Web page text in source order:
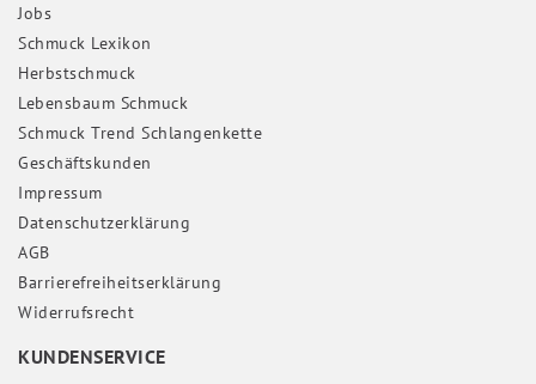
Jobs
Schmuck Lexikon
Herbstschmuck
Lebensbaum Schmuck
Schmuck Trend Schlangenkette
Geschäftskunden
Impressum
Daten­schutz­erklärung
AGB
Barrierefreiheitserklärung
Widerrufs­recht
KUNDENSERVICE